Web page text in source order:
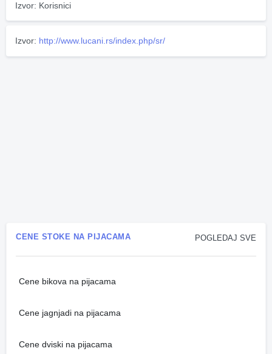
Izvor: Korisnici
Izvor: http://www.lucani.rs/index.php/sr/
POGLEDAJ SVE
CENE STOKE NA PIJACAMA
Cene bikova na pijacama
Cene jagnjadi na pijacama
Cene dviski na pijacama